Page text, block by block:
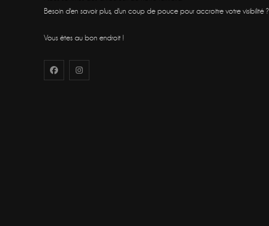
Besoin d'en savoir plus, d'un coup de pouce pour accroitre votre visibilité ?
Vous êtes au bon endroit !